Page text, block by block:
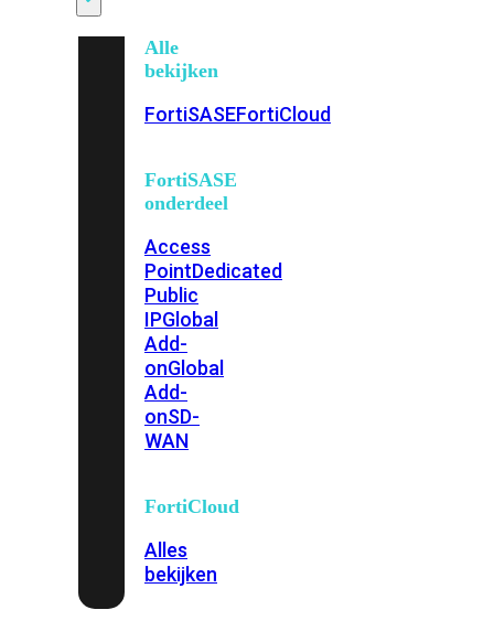
Alle
bekijken
FortiSASEFortiCloud
FortiSASE
onderdeel
Access
PointDedicated
Public
IPGlobal
Add-
onGlobal
Add-
onSD-
WAN
FortiCloud
Alles
bekijken